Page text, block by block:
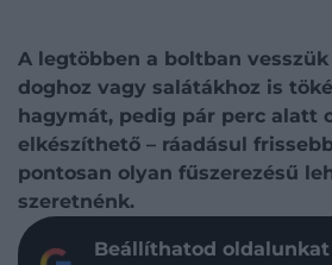
A legtöbben a boltban
doghoz vagy salátákhoz is
hagymát, pedig pár perc alatt
elkészíthető – ráadásul
pontosan olyan fűszerezésű
szeretnénk.
Beállíthatod